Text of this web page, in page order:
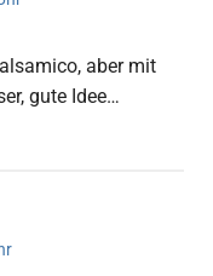
aber mit
gute Idee…